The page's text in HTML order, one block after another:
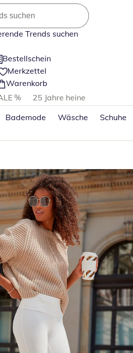
Trends suchen
Bestellschein
Merkzettel
Warenkorb
%
25 Jahre heine
Bademode Wäsche Schuhe